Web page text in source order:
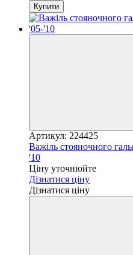
Купити
Артикул: 224425
Важіль стояночного
'10
Ціну уточнюйте
Дізнатися ціну
Дізнатися ціну